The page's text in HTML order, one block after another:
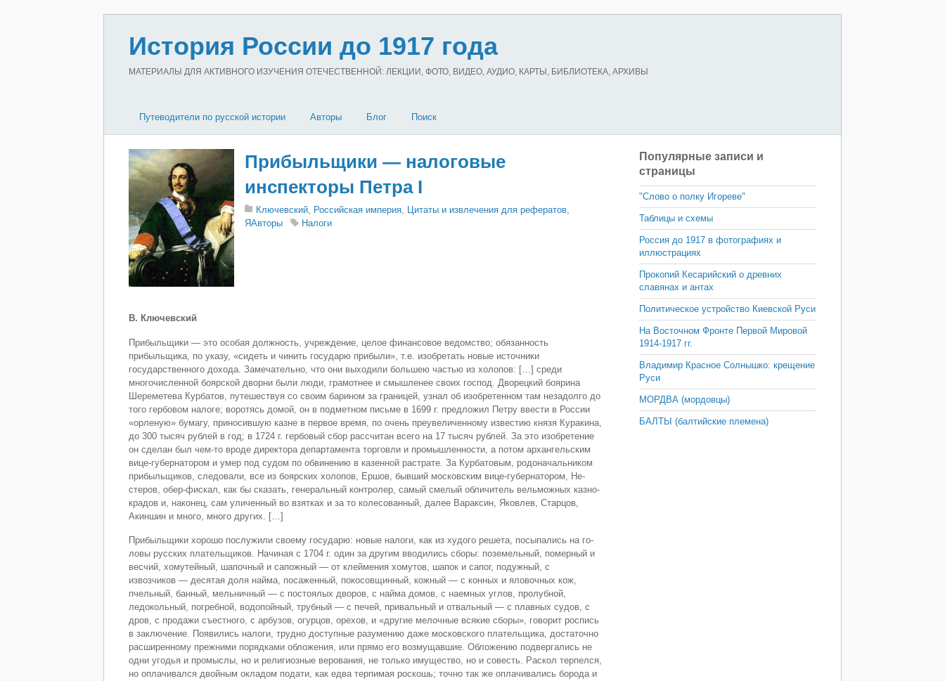
История России до 1917 года
МАТЕРИАЛЫ ДЛЯ АКТИВНОГО ИЗУЧЕНИЯ ОТЕЧЕСТВЕННОЙ: ЛЕКЦИИ, ФОТО, ВИДЕО, АУДИО, КАРТЫ, БИБЛИОТЕКА, АРХИВЫ
Путеводители по русской истории Авторы Блог Поиск
Прибыльщики — налоговые
инспекторы Петра I
Ключевский, Российская империя, Цитаты и извлечения для рефератов,
ЯАвторы
Налоги
В. Ключевский
Прибыльщики — это особая должность, учреждение, целое финансовое ведомство; обязанность
прибыльщика, по указу, «сидеть и чинить государю прибыли», т.е. изо­бретать новые источники
государственного дохода. За­мечательно, что они выходили большею частью из хо­лопов: […] среди
многочисленной боярской дворни были люди, грамотнее и смышленее своих господ. Дворецкий боярина
Шереметева Курбатов, путешествуя со своим барином за границей, узнал об изобретенном там неза­долго до
того гербовом налоге; воротясь домой, он в подметном письме в 1699 г. предложил Петру ввести в России
«орленую» бумагу, приносившую казне в первое время, по очень преувеличенному известию князя Ку­ракина,
до 300 тысяч рублей в год; в 1724 г. гербовый сбор рассчитан всего на 17 тысяч рублей. За это изо­бретение
он сделан был чем-то вроде директора депар­тамента торговли и промышленности, а потом архангель­ским
вице-губернатором и умер под судом по обвине­нию в казенной растрате. За Курбатовым, родоначаль­ником
прибыльщиков, следовали, все из боярских холо­пов, Ершов, бывший московским вице-губернатором, Не­
стеров, обер-фискал, как бы сказать, генеральный кон­тролер, самый смелый обличитель вельможных казно­
крадов и, наконец, сам уличенный во взятках и за то колесованный, далее Вараксин, Яковлев, Старцов,
Акин­шин и много, много других. […]
Прибыльщики хорошо послужили своему государю: новые налоги, как из худого решета, посыпались на го­
ловы русских плательщиков. Начиная с 1704 г. один за другим вводились сборы: поземельный, померный и
весчий, хомутейный, шапочный и сапожный — от клейме­ния хомутов, шапок и сапог, подужный, с
извозчиков — десятая доля найма, посаженный, покосовщинный, кож­ный — с конных и яловочных кож,
пчельный, банный, мельничный — с постоялых дворов, с найма домов, с наемных углов, пролубной,
ледокольный, погребной, во­допойный, трубный — с печей, привальный и отваль­ный — с плавных судов, с
дров, с продажи съестного, с арбузов, огурцов, орехов, и «другие мелочные всякие сборы», говорит роспись
в заключение. Появились на­логи, трудно доступные разумению даже московского плательщика, достаточно
расширенному прежними по­рядками обложения, или прямо его возмущавшие. Об­ложению подвергались не
одни угодья и промыслы, но и религиозные верования, не только имущество, но и совесть. Раскол терпелся,
но оплачивался двойным ок­ладом подати, как едва терпимая роскошь; точно так же оплачивались борода и
Популярные записи и
страницы
"Слово о полку Игореве"
Таблицы и схемы
Россия до 1917 в фотографиях и
иллюстрациях
Прокопий Кесарийский о древних
славянах и антах
Политическое устройство Киевской Руси
На Восточном Фронте Первой Мировой
1914-1917 гг.
Владимир Красное Солнышко: крещение
Руси
МОРДВА (мордовцы)
БАЛТЫ (балтийские племена)